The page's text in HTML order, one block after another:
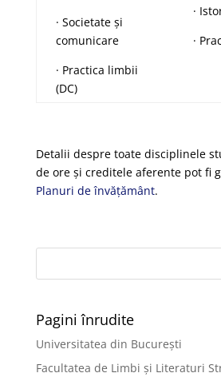
· Societate și
comunicare
· Practica limbii
(DC)
·
·
Detalii despre toate disciplinele
de ore și creditele aferente pot fi
Planuri de învățământ.
Pagini înrudite
Universitatea din București
Facultatea de Limbi și Literaturi